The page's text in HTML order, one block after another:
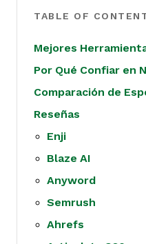
TABLE OF
Mejores
Por Qué Confiar en
Comparación de
Reseñas
Enji
Blaze AI
Anyword
Semrush
Ahrefs